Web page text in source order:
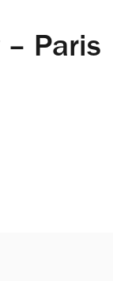
– Paris